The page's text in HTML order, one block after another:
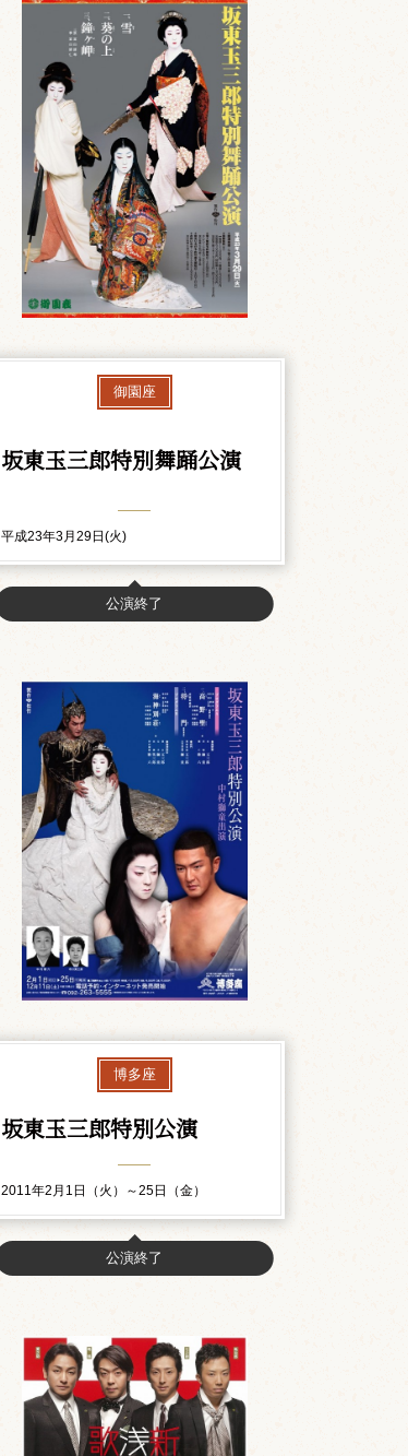
御園座
坂東玉三郎特別舞踊公演
平成23年3月29日(火)
公演終了
博多座
坂東玉三郎特別公演
2011年2月1日（火）～25日（金）
公演終了